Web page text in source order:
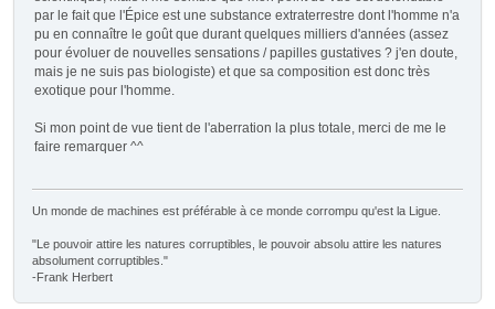
par le fait que l'Épice est une substance extraterrestre dont l'homme n'a
pu en connaître le goût que durant quelques milliers d'années (assez
pour évoluer de nouvelles sensations / papilles gustatives ? j'en doute,
mais je ne suis pas biologiste) et que sa composition est donc très
exotique pour l'homme.
Si mon point de vue tient de l'aberration la plus totale, merci de me le
faire remarquer ^^
Un monde de machines est préférable à ce monde corrompu qu'est la Ligue.
"Le pouvoir attire les natures corruptibles, le pouvoir absolu attire les natures
absolument corruptibles."
-Frank Herbert